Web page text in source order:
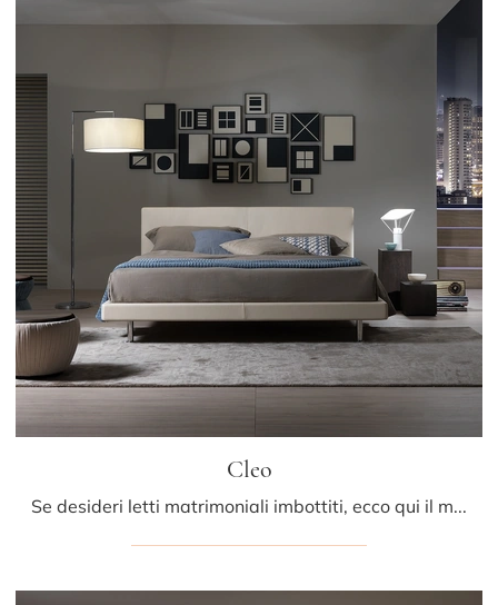
Cleo
Se desideri letti matrimoniali imbottiti, ecco qui il modello Cleo in pelle per impreziosire la zona notte.